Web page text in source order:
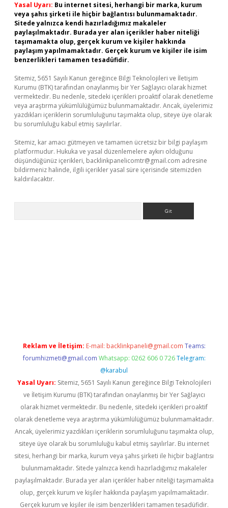
Yasal Uyarı: Bu internet sitesi, herhangi bir marka, kurum
veya şahıs şirketi ile hiçbir bağlantısı bulunmamaktadır.
Sitede yalnızca kendi hazırladığımız makaleler
paylaşılmaktadır. Burada yer alan içerikler haber niteliği
taşımamakta olup, gerçek kurum ve kişiler hakkında
paylaşım yapılmamaktadır. Gerçek kurum ve kişiler ile isim
benzerlikleri tamamen tesadüfidir.
Sitemiz, 5651 Sayılı Kanun gereğince Bilgi Teknolojileri ve İletişim
Kurumu (BTK) tarafından onaylanmış bir Yer Sağlayıcı olarak hizmet
vermektedir. Bu nedenle, sitedeki içerikleri proaktif olarak denetleme
veya araştırma yükümlülüğümüz bulunmamaktadır. Ancak, üyelerimiz
yazdıkları içeriklerin sorumluluğunu taşımakta olup, siteye üye olarak
bu sorumluluğu kabul etmiş sayılırlar.
Sitemiz, kar amacı gütmeyen ve tamamen ücretsiz bir bilgi paylaşım
platformudur. Hukuka ve yasal düzenlemelere aykırı olduğunu
düşündüğünüz içerikleri, backlinkpanelicomtr@gmail.com adresine
bildirmeniz halinde, ilgili içerikler yasal süre içerisinde sitemizden
kaldırılacaktır.
Reklam ve İletişim: E-mail: backlinkpaneli@gmail.com Teams:
forumhizmeti@gmail.com Whatsapp: 0262 606 0 726 Telegram:
@karabul
Yasal Uyarı: Sitemiz, 5651 Sayılı Kanun gereğince Bilgi Teknolojileri
ve İletişim Kurumu (BTK) tarafından onaylanmış bir Yer Sağlayıcı
olarak hizmet vermektedir. Bu nedenle, sitedeki içerikleri proaktif
olarak denetleme veya araştırma yükümlülüğümüz bulunmamaktadır.
Ancak, üyelerimiz yazdıkları içeriklerin sorumluluğunu taşımakta olup,
siteye üye olarak bu sorumluluğu kabul etmiş sayılırlar. Bu internet
sitesi, herhangi bir marka, kurum veya şahıs şirketi ile hiçbir bağlantısı
bulunmamaktadır. Sitede yalnızca kendi hazırladığımız makaleler
paylaşılmaktadır. Burada yer alan içerikler haber niteliği taşımamakta
olup, gerçek kurum ve kişiler hakkında paylaşım yapılmamaktadır.
Gerçek kurum ve kişiler ile isim benzerlikleri tamamen tesadüfidir.